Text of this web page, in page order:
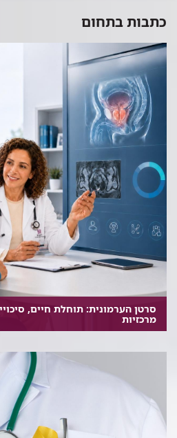
כתבות בתחום
סרטן הערמונית: תוחלת חיים,
מרכזיות